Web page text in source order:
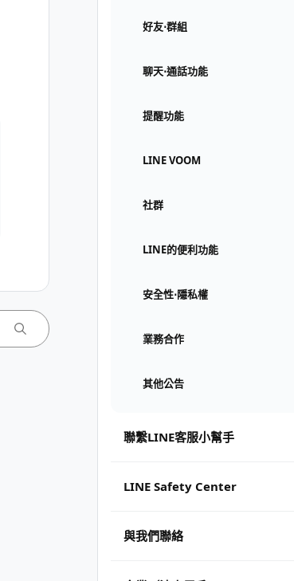
好友⋅群組
聊天⋅通話功能
提醒功能
LINE VOOM
社群
LINE的便利功能
安全性⋅隱私權
業務合作
其他公告
聯繫LINE客服小幫手
LINE Safety Center
與我們聯絡